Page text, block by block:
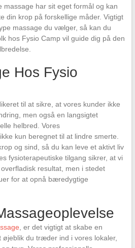
massage har sit eget formål og kan
din krop på forskellige måder. Vigtigt
massage du vælger, så kan du
hos Fysio Camp vil guide dig på den
Hos Fysio
til at sikre, at vores kunder ikke
men også en langsigtet
helbred. Vores
kun beregnet til at lindre smerte.
og sind, så du kan leve et aktivt liv
fysioterapeutiske tilgang sikrer, at vi
resultat, men i stedet
for at opnå bæredygtige
, er det vigtigt at skabe en
du træder ind i vores lokaler,